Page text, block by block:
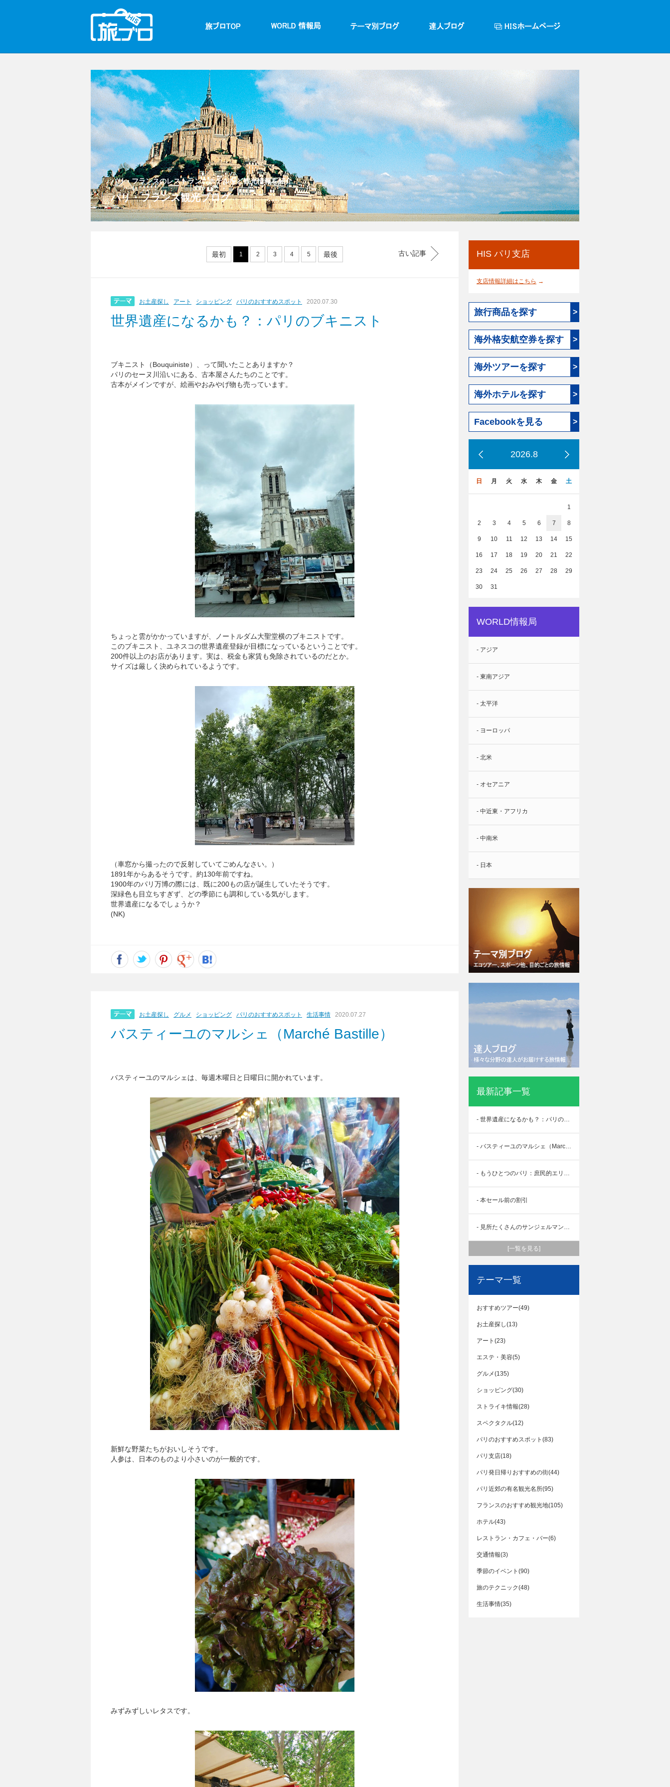
パリ・フランスのレストラン、ホテルなど観光情報を紹介
パリ・フランス観光ブログ
最初 1 2 3 4 5 最後 古い記事
お土産探し アート ショッピング パリのおすすめスポット 2020.07.30
世界遺産になるかも？：パリのブキニスト
ブキニスト（Bouquiniste）、って聞いたことありますか？
パリのセーヌ川沿いにある、古本屋さんたちのことです。
古本がメインですが、絵画やおみやげ物も売っています。
ちょっと雲がかかっていますが、ノートルダム大聖堂横のブキニストです。
このブキニスト、ユネスコの世界遺産登録が目標になっているということです。
200件以上のお店があります。実は、税金も家賃も免除されているのだとか。
サイズは厳しく決められているようです。
（車窓から撮ったので反射していてごめんなさい。）
1891年からあるそうです。約130年前ですね。
1900年のパリ万博の際には、既に200もの店が誕生していたそうです。
深緑色も目立ちすぎず、どの季節にも調和している気がします。
世界遺産になるでしょうか？
(NK)
お土産探し グルメ ショッピング パリのおすすめスポット 生活事情 2020.07.27
バスティーユのマルシェ（Marché Bastille）
バスティーユのマルシェは、毎週木曜日と日曜日に開かれています。
新鮮な野菜たちがおいしそうです。
人参は、日本のものより小さいのが一般的です。
みずみずしいレタスです。
HIS パリ支店
支店情報詳細はこちら →
旅行商品を探す >
海外格安航空券を探す >
海外ツアーを探す >
海外ホテルを探す >
Facebookを見る >
2026.8
日 月 火 水 木 金 土
1
2 3 4 5 6 7 8
9 10 11 12 13 14 15
16 17 18 19 20 21 22
23 24 25 26 27 28 29
30 31
WORLD情報局
- アジア
- 東南アジア
- 太平洋
- ヨーロッパ
- 北米
- オセアニア
- 中近東・アフリカ
- 中南米
- 日本
最新記事一覧
- 世界遺産になるかも？：パリのブキニスト
- バスティーユのマルシェ（Marché Bastille）
- もうひとつのパリ：庶民的エリア・バルベス散歩
- 本セール前の割引
- 見所たくさんのサンジェルマンデプレ地区
[一覧を見る]
テーマ一覧
おすすめツアー(49)
お土産探し(13)
アート(23)
エステ・美容(5)
グルメ(135)
ショッピング(30)
ストライキ情報(28)
スペクタクル(12)
パリのおすすめスポット(83)
パリ支店(18)
パリ発日帰りおすすめの街(44)
パリ近郊の有名観光名所(95)
フランスのおすすめ観光地(105)
ホテル(43)
レストラン・カフェ・バー(6)
交通情報(3)
季節のイベント(90)
旅のテクニック(48)
生活事情(35)